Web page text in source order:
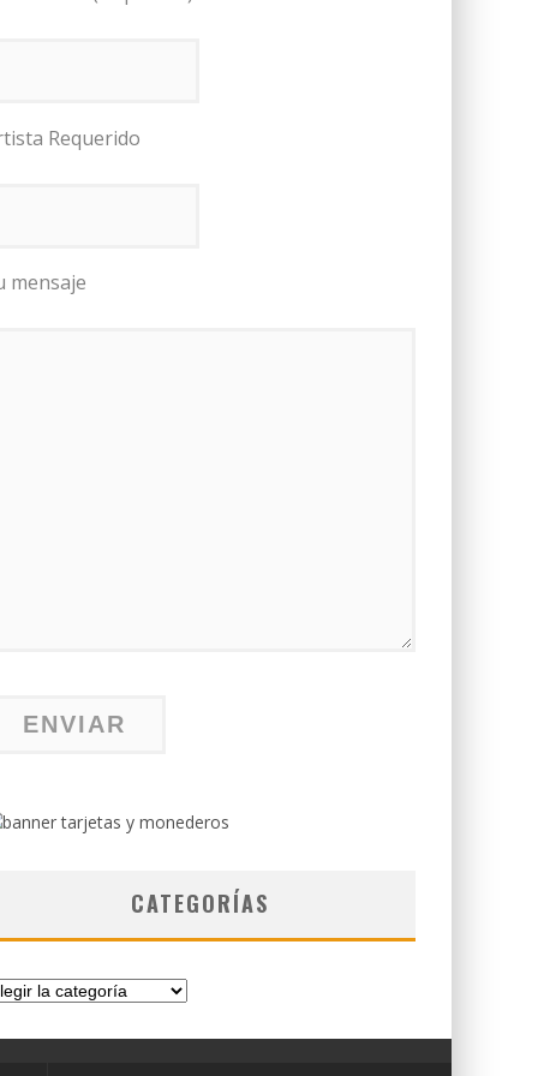
Requerido
mensaje
CATEGORÍAS